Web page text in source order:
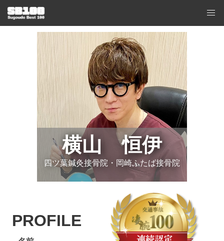
横山 恒伊
四ツ葉鍼灸接骨院・岡崎ふたば接骨院
PROFILE